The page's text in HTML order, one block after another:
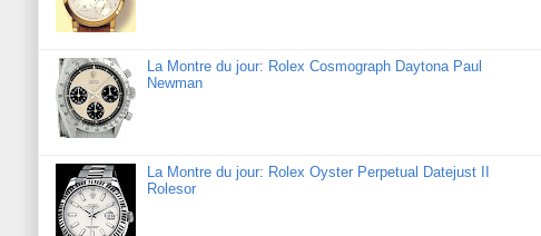
La Montre du jour: Rolex Cosmograph Daytona Paul
Newman
La Montre du jour: Rolex Oyster Perpetual Datejust II
Rolesor